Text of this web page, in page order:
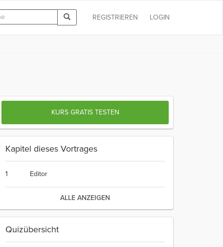
LOGIN
REGISTRIEREN
KURS GRATIS TESTEN
Kapitel dieses Vortrages
1 Editor
ALLE ANZEIGEN
Quizübersicht